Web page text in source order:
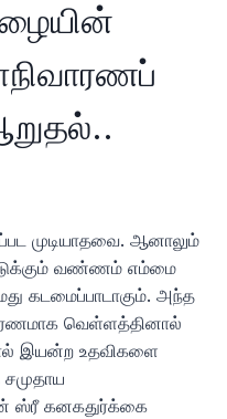
முடியாதவை. ஆனாலும்
வண்ணம் எம்மை
கடமைப்பாடாகும். அந்த
வெள்ளத்தினால்
இயன்ற உதவிகளை
ஸ்ரீ கனகதுர்க்கை